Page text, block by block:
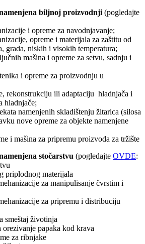
biljnoj proizvodnji (pogledajte
i opreme za navodnjavanje;
opreme i materijala za zaštitu od
grada, niskih i visokih temperatura;
mašina i opreme za setvu, sadnju i
i opreme za proizvodnju u
rekonstrukciju ili adaptaciju hladnjača i
hladnjače;
namenjenih skladištenju žitarica (silosa
nove opreme za objekte namenjene
i mašina za pripremu proizvoda za tržište
stočarstvu (pogledajte OVDE:
materijala
za manipulisanje čvrstim i
za pripremu i distribuciju
životinja
papaka kod krava
za ribnjake